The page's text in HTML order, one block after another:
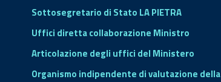
Sottosegretario di Stato LA PIETRA
Uffici diretta collaborazione Ministro
Articolazione degli uffici del Ministero
Organismo indipendente di valutazione della